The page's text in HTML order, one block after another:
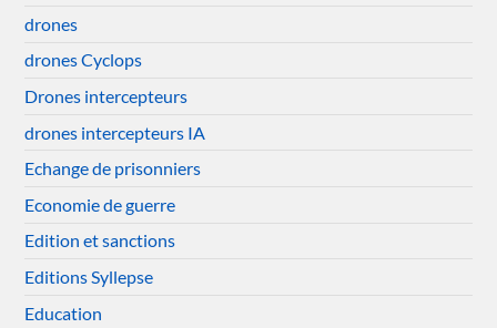
drones
drones Cyclops
Drones intercepteurs
drones intercepteurs IA
Echange de prisonniers
Economie de guerre
Edition et sanctions
Editions Syllepse
Education